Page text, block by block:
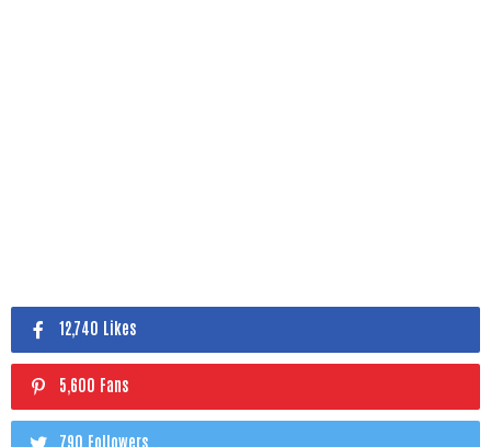
12,740 Likes
5,600 Fans
790 Followers